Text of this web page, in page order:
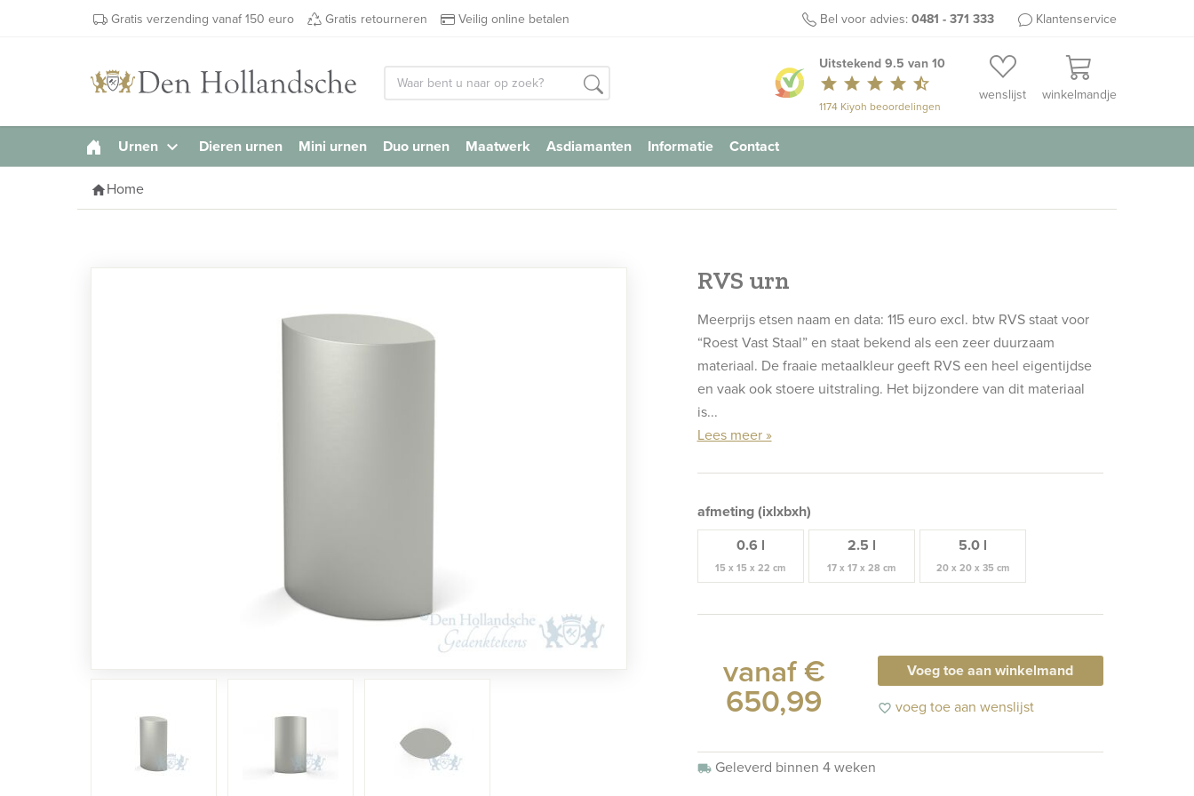
Gratis verzending vanaf 150 euro Gratis retourneren Veilig online betalen Bel voor advies: 0481 - 371 333 Klantenservice
wenslijst winkelmandje
Uitstekend 9.5 van 10
star star star star star_half
1174 Kiyoh beoordelingen
Urnen keyboard_arrow_down Dieren urnen Mini urnen Duo urnen Maatwerk Asdiamanten Informatie Contact
Home
RVS urn
Meerprijs etsen naam en data: 115 euro excl. btw RVS staat voor
“Roest Vast Staal” en staat bekend als een zeer duurzaam
materiaal. De fraaie metaalkleur geeft RVS een heel eigentijdse
en vaak ook stoere uitstraling. Het bijzondere van dit materiaal
is...
Lees meer »
afmeting (ixlxbxh)
0.6 l
15 x 15 x 22 cm
2.5 l
17 x 17 x 28 cm
5.0 l
20 x 20 x 35 cm
vanaf €
650,99
Voeg toe aan winkelmand
favorite_border voeg toe aan wenslijst
local_shippingGeleverd binnen 4 weken